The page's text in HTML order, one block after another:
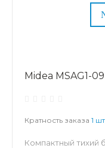
Midea MSAG1-
Кратность заказа 1 шт
Компактный тихий